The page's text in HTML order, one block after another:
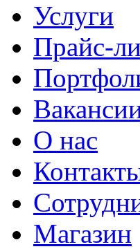
Услуги
Прайс-
О нас
Магазин